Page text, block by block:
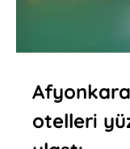
otelleri